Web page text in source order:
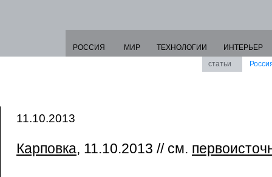
РОССИЯ МИР ТЕХНОЛОГИИ
ИНТЕРЬЕР
статьи
11.10.2013
Карповка, 11.10.2013 // см.